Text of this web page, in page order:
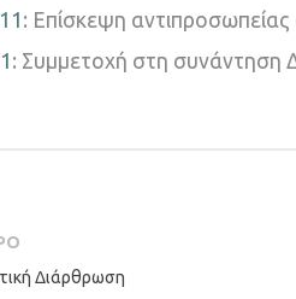
: Επίσκεψη
: Συμμετοχή στη συνάντηση
Διάρθρωση